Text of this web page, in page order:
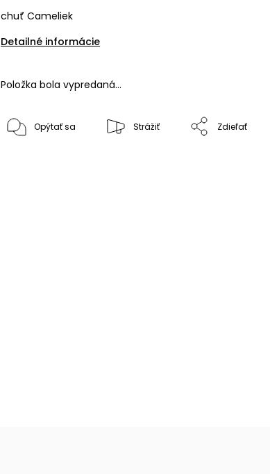
chuť Cameliek
Detailné informácie
Položka bola vypredaná…
Opýtať sa Strážiť Zdieľať